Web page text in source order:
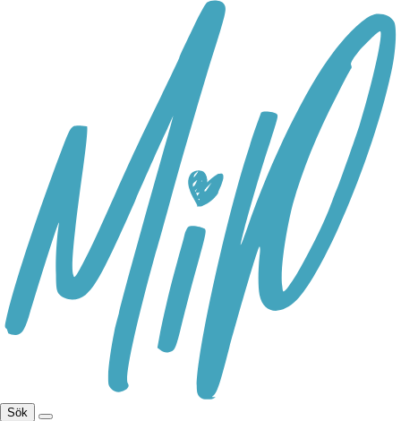
Sök